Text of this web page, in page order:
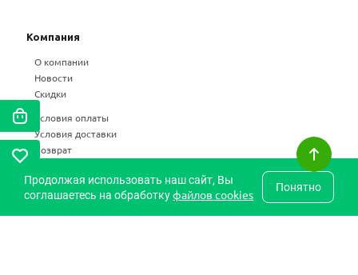
Компания
О компании
Новости
Скидки
Условия оплаты
Условия доставки
Возврат
Частые вопросы
Продолжая использовать наш сайт, Вы
соглашаетесь на обработкуфайлов cookies Понятно